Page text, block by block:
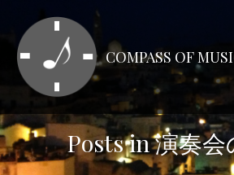
テ
ン
ツ
ス
キ
ッ
COMPASS OF
Posts in 演奏